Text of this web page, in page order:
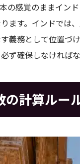
の感覚のままイン
ます。インドでは
義務として位置づ
ず確保しなければな
の計算ルー